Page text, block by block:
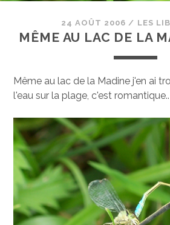
24 AOÛT 2006 / LES
MÊME AU LAC DE LA
Même au lac de la Madine j'en ai
l'eau sur la plage, c'est romantique..